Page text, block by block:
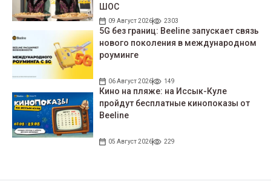
ШОС
09 Август 2026 2303
5G без границ: Beeline запускает связь
нового поколения в международном
роуминге
06 Август 2026 149
Кино на пляже: на Иссык-Куле
пройдут беcплатные кинопоказы от
Beeline
05 Август 2026 229